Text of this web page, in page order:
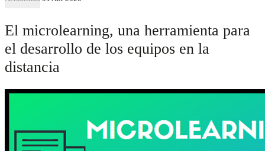
El microlearning, una herramienta para
el desarrollo de los equipos en la
distancia